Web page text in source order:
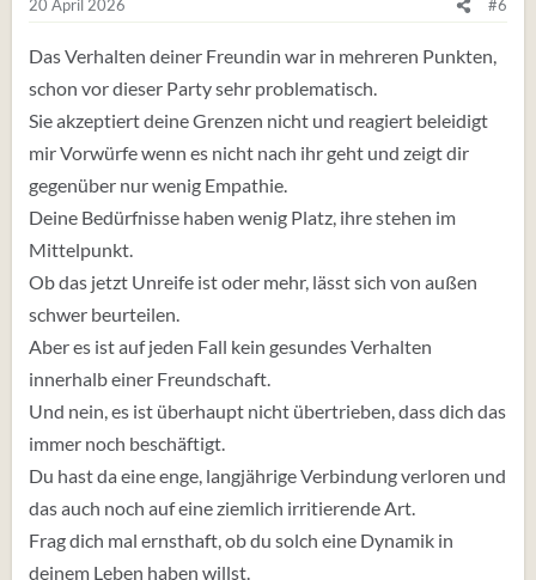
20 April 2026 #6
Das Verhalten deiner Freundin war in mehreren Punkten,
schon vor dieser Party sehr problematisch.
Sie akzeptiert deine Grenzen nicht und reagiert beleidigt
mir Vorwürfe wenn es nicht nach ihr geht und zeigt dir
gegenüber nur wenig Empathie.
Deine Bedürfnisse haben wenig Platz, ihre stehen im
Mittelpunkt.
Ob das jetzt Unreife ist oder mehr, lässt sich von außen
schwer beurteilen.
Aber es ist auf jeden Fall kein gesundes Verhalten
innerhalb einer Freundschaft.
Und nein, es ist überhaupt nicht übertrieben, dass dich das
immer noch beschäftigt.
Du hast da eine enge, langjährige Verbindung verloren und
das auch noch auf eine ziemlich irritierende Art.
Frag dich mal ernsthaft, ob du solch eine Dynamik in
deinem Leben haben willst.